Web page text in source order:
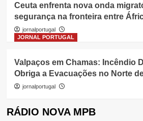
Ceuta enfrenta nova onda
segurança na fronteira entre
jornalportugal
JORNAL PORTUGAL
Valpaços em Chamas: Incêndio
Obriga a Evacuações no Norte
jornalportugal
RÁDIO NOVA MPB